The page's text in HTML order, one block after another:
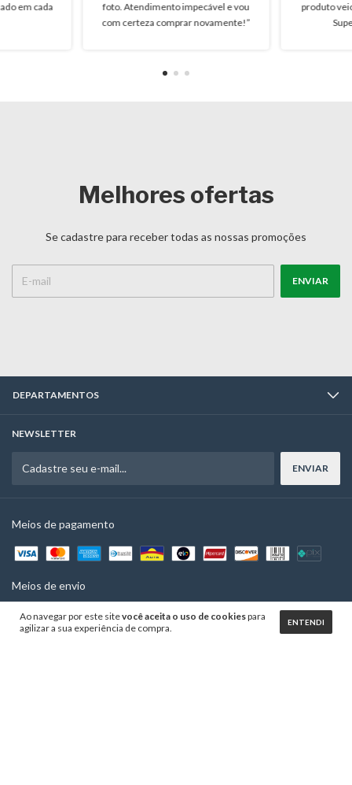
Ao navegar por este sitevocê aceita o uso de cookiespara
agilizar a sua experiência de compra.
ENTENDI
em cada
foto. Atendimento impecável e vou
com certeza comprar novamente!”
produto
Melhores ofertas
Se cadastre para receber todas as nossas promoções
DEPARTAMENTOS
NEWSLETTER
Meios de pagamento
Meios de envio